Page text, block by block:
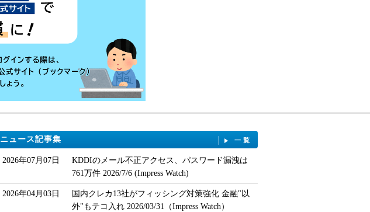
ニュース記事集 一覧
2026年07月07日
KDDIのメール不正アクセス、パスワード漏洩は
761万件 2026/7/6 (Impress Watch)
2026年04月03日
国内クレカ13社がフィッシング対策強化 金融"以
外"もテコ入れ 2026/03/31（Impress Watch）